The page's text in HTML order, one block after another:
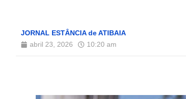
JORNAL ESTÂNCIA de ATIBAIA
abril 23, 2026
10:20 am